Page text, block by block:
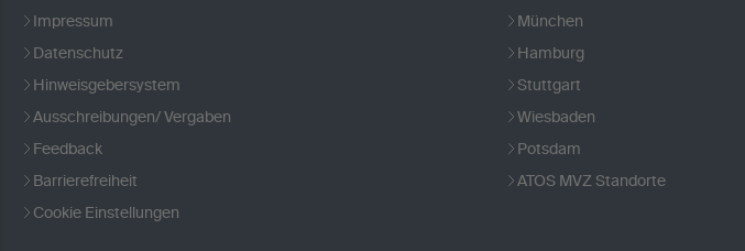
Impressum
Datenschutz
Hinweisgebersystem
Ausschreibungen/ Vergaben
Feedback
Barrierefreiheit
Cookie Einstellungen
München
Hamburg
Stuttgart
Wiesbaden
Potsdam
ATOS MVZ Standorte